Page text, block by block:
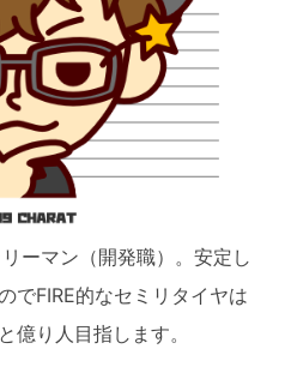
ーマン（開発職）。安定し
でFIRE的なセミリタイヤは
億り人目指します。